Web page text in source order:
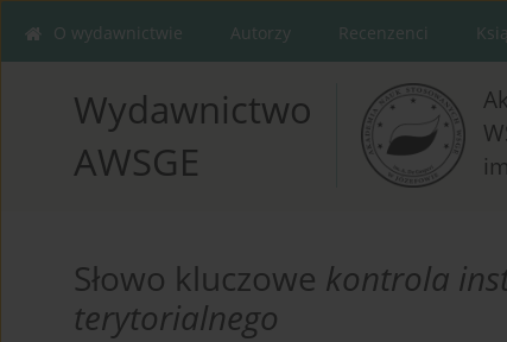
O wydawnictwie Autorzy Recenzenci
Wydawnictwo
AWSGE
Słowo kluczowe kontrola
terytorialnego